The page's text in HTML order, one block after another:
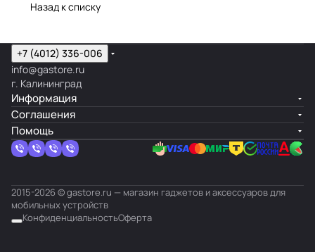
Назад к списку
+7 (4012) 336-006
info@gastore.ru
г. Калининград
Информация
Соглашения
Помощь
2015-2026 © gastore.ru — магазин гаджетов и аксессуаров для
мобильных устройств
КонфиденциальностьОферта